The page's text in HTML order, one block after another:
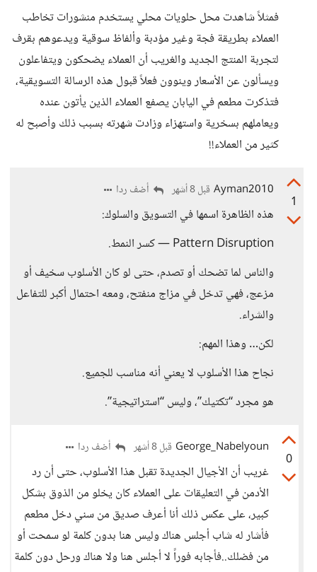
فمثلاً شاهدت محل حلويات محلي يستخدم منشورات تخاطب
العملاء بطريقة فجة وغير مؤدبة وألفاظ سوقية ويدعوهم بقرف
لتجربة المنتج الجديد والغريب أن العملاء يضحكون ويتفاعلون
ويسألون عن الأسعار وينوون فعلاً قبول هذه الرسالة التسويقية،
فتذكرت مطعم في اليابان يصفع العملاء الذين يأتون عنده
ويعاملهم بسخرية واستهزاء وزادت شهرته بسبب ذلك وأصبح له
كثير من العملاء!!
1
Ayman2010 قبل 8 أشهر أضف ردا
هذه الظاهرة اسمها في التسويق والسلوك:
Pattern Disruption — كسر النمط.
والناس لما تضحك أو تصدم، حتى لو كان الأسلوب سخيف أو
مزعج، فهي تدخل في مزاج منفتح، ومعه احتمال أكبر للتفاعل
والشراء.
لكن… وهذا المهم:
نجاح هذا الأسلوب لا يعني أنه مناسب للجميع.
هو مجرد “تكتيك”، وليس “استراتيجية”.
0
George_Nabelyoun قبل 8 أشهر أضف ردا
غريب أن الأجيال الجديدة تقبل هذا الأسلوب، حتى أن رد
الأدمن في التعليقات على العملاء كان يخلو من الذوق بشكل
كبير، على عكس ذلك أنا أعرف صديق من سني دخل مطعم
فأشار له شاب أجلس هناك وليس هنا بدون كلمة لو سمحت أو
من فضلك..فأجابه فوراً لا أجلس هنا ولا هناك ورحل دون كلمة